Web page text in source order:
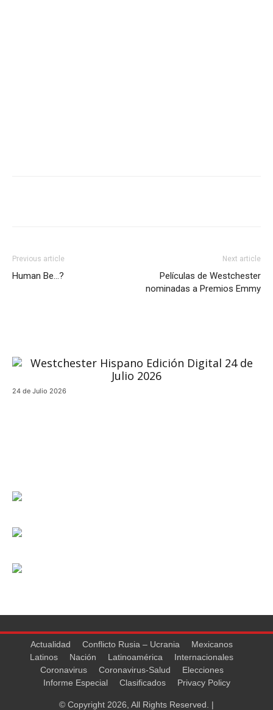
Previous article
Human Be…?
Next article
Películas de Westchester
nominadas a Premios Emmy
24 de Julio 2026
Actualidad Conflicto Rusia – Ucrania
Mexicanos
Latinos
Nación Latinoamérica
Internacionales
Coronavirus
Coronavirus-Salud
Elecciones
Informe Especial
Clasificados Privacy Policy
© Copyright 2026, All Rights Reserved. |